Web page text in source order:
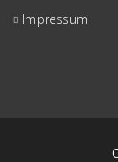
Impressum